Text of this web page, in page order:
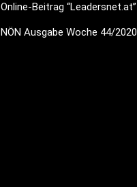
Online-Beitrag “Leadersnet.at”
NÖN Ausgabe Woche 44/2020